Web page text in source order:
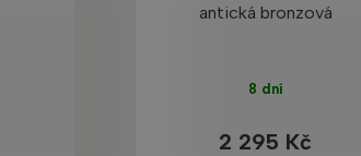
antická bronzová
8 dní
2 295 Kč